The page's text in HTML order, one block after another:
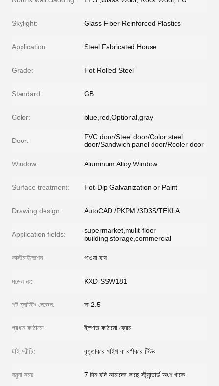
Skylight: Glass Fiber Reinforced Plastics
Application: Steel Fabricated House
Grade: Hot Rolled Steel
Standard: GB
Color: blue,red,Optional,gray
Door:
PVC door/Steel door/Color steel
door/Sandwich panel door/Rooler door
Window: Aluminum Alloy Window
Surface treatment: Hot-Dip Galvanization or Paint
Drawing design: AutoCAD /PKPM /3D3S/TEKLA
Application fields:
supermarket,mulit-floor
building,storage,commercial
কাস্টমাইজেশন: পাওয়া যায়
মডেল নং: KXD-SSW181
শট ব্লাস্টিং লেভেল: সা 2.5
প্রধান কাঠামো: ইস্পাত কাঠামো ফ্রেম
টাই মরীচি: বৃত্তাকার পাইপ বা বর্গাকার টিউব
নমুনা সময়: 7 দিন যদি আমাদের কাছে স্ট্যান্ডার্ড অংশ থাকে